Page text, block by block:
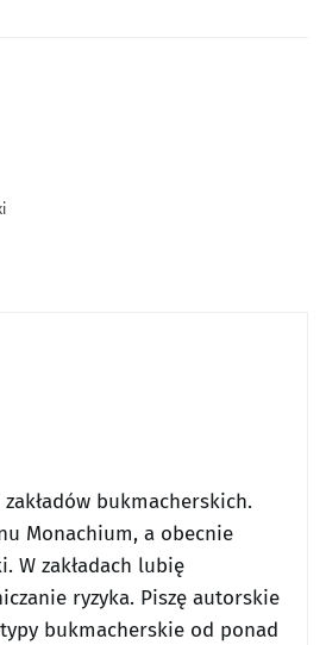
bukmacherskich.
Monachium, a obecnie
W zakładach lubię
ryzyka. Piszę autorskie
bukmacherskie od ponad